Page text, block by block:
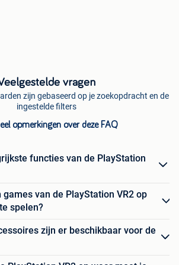
vragen
zijn gebaseerd op je zoekopdracht en de
ingestelde filters
opmerkingen over deze FAQ
functies van de PlayStation
games van de PlayStation VR2 op
spelen?
zijn er beschikbaar voor de